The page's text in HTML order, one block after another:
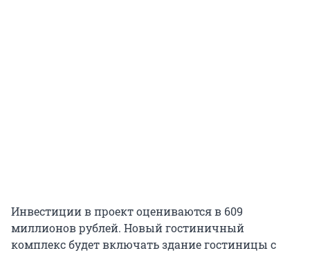
Инвестиции в проект оцениваются в 609
миллионов рублей. Новый гостиничный
комплекс будет включать здание гостиницы с